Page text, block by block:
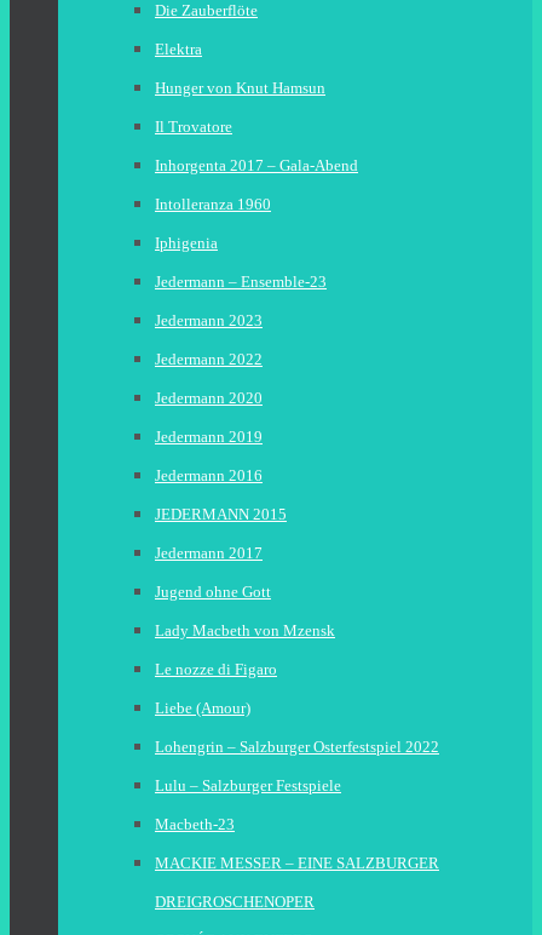
Die Zauberflöte
Elektra
Hunger von Knut Hamsun
Il Trovatore
Inhorgenta 2017 – Gala-Abend
Intolleranza 1960
Iphigenia
Jedermann – Ensemble-23
Jedermann 2023
Jedermann 2022
Jedermann 2020
Jedermann 2019
Jedermann 2016
JEDERMANN 2015
Jedermann 2017
Jugend ohne Gott
Lady Macbeth von Mzensk
Le nozze di Figaro
Liebe (Amour)
Lohengrin – Salzburger Osterfestspiel 2022
Lulu – Salzburger Festspiele
Macbeth-23
MACKIE MESSER – EINE SALZBURGER
DREIGROSCHENOPER